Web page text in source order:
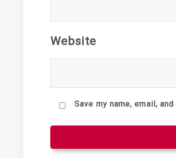
Website
Save my name, email,